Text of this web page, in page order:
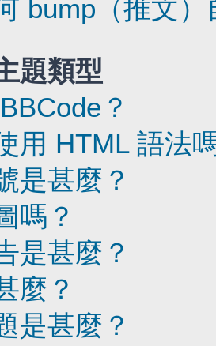
bump（推文
題類型
？
用 HTML 語法
是甚麼？
嗎？
是甚麼？
麼？
是甚麼？